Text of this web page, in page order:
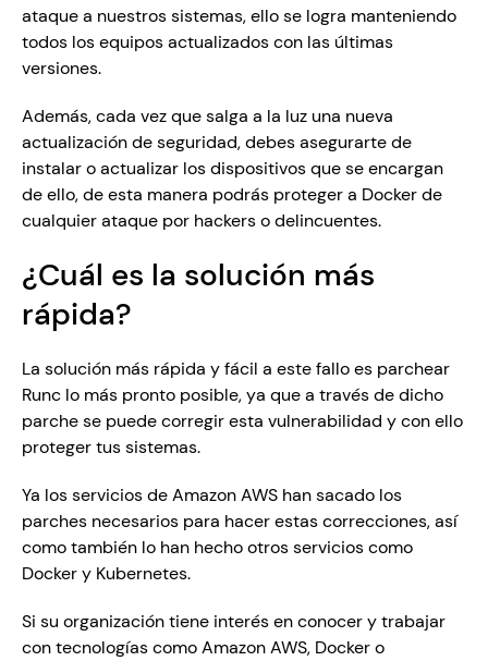
ataque a nuestros sistemas, ello se logra manteniendo
todos los equipos actualizados con las últimas
versiones.
Además, cada vez que salga a la luz una nueva
actualización de seguridad, debes asegurarte de
instalar o actualizar los dispositivos que se encargan
de ello, de esta manera podrás proteger a Docker de
cualquier ataque por hackers o delincuentes.
¿Cuál es la solución más
rápida?
La solución más rápida y fácil a este fallo es parchear
Runc lo más pronto posible, ya que a través de dicho
parche se puede corregir esta vulnerabilidad y con ello
proteger tus sistemas.
Ya los servicios de Amazon AWS han sacado los
parches necesarios para hacer estas correcciones, así
como también lo han hecho otros servicios como
Docker y Kubernetes.
Si su organización tiene interés en conocer y trabajar
con tecnologías como Amazon AWS, Docker o